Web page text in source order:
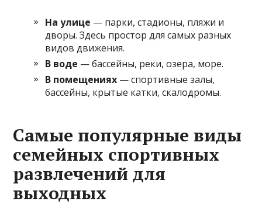
На улице — парки, стадионы, пляжи и
дворы. Здесь простор для самых разных
видов движения.
В воде — бассейны, реки, озера, море.
В помещениях — спортивные залы,
бассейны, крытые катки, скалодромы.
Самые популярные виды
семейных спортивных
развлечений для
выходных